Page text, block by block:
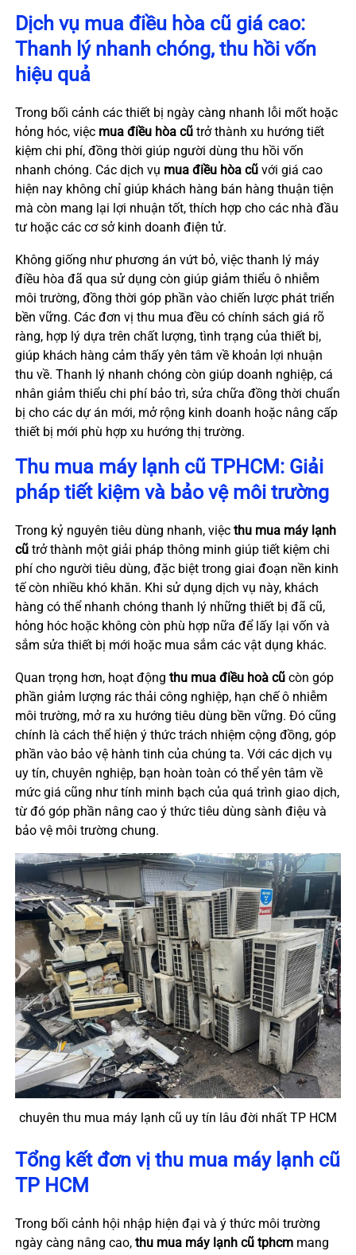
Dịch vụ mua điều hòa cũ giá cao:
Thanh lý nhanh chóng, thu hồi vốn
hiệu quả
Trong bối cảnh các thiết bị ngày càng nhanh lỗi mốt hoặc
hỏng hóc, việc mua điều hòa cũtrở thành xu hướng tiết
kiệm chi phí, đồng thời giúp người dùng thu hồi vốn
nhanh chóng. Các dịch vụ mua điều hòa cũvới giá cao
hiện nay không chỉ giúp khách hàng bán hàng thuận tiện
mà còn mang lại lợi nhuận tốt, thích hợp cho các nhà đầu
tư hoặc các cơ sở kinh doanh điện tử.
Không giống như phương án vứt bỏ, việc thanh lý máy
điều hòa đã qua sử dụng còn giúp giảm thiểu ô nhiễm
môi trường, đồng thời góp phần vào chiến lược phát triển
bền vững. Các đơn vị thu mua đều có chính sách giá rõ
ràng, hợp lý dựa trên chất lượng, tình trạng của thiết bị,
giúp khách hàng cảm thấy yên tâm về khoản lợi nhuận
thu về. Thanh lý nhanh chóng còn giúp doanh nghiệp, cá
nhân giảm thiểu chi phí bảo trì, sửa chữa đồng thời chuẩn
bị cho các dự án mới, mở rộng kinh doanh hoặc nâng cấp
thiết bị mới phù hợp xu hướng thị trường.
Thu mua máy lạnh cũ TPHCM: Giải
pháp tiết kiệm và bảo vệ môi trường
Trong kỷ nguyên tiêu dùng nhanh, việc thu mua máy lạnh
cũtrở thành một giải pháp thông minh giúp tiết kiệm chi
phí cho người tiêu dùng, đặc biệt trong giai đoạn nền kinh
tế còn nhiều khó khăn. Khi sử dụng dịch vụ này, khách
hàng có thể nhanh chóng thanh lý những thiết bị đã cũ,
hỏng hóc hoặc không còn phù hợp nữa để lấy lại vốn và
sắm sửa thiết bị mới hoặc mua sắm các vật dụng khác.
Quan trọng hơn, hoạt động thu mua điều hoà cũcòn góp
phần giảm lượng rác thải công nghiệp, hạn chế ô nhiễm
môi trường, mở ra xu hướng tiêu dùng bền vững. Đó cũng
chính là cách thể hiện ý thức trách nhiệm cộng đồng, góp
phần vào bảo vệ hành tinh của chúng ta. Với các dịch vụ
uy tín, chuyên nghiệp, bạn hoàn toàn có thể yên tâm về
mức giá cũng như tính minh bạch của quá trình giao dịch,
từ đó góp phần nâng cao ý thức tiêu dùng sành điệu và
bảo vệ môi trường chung.
chuyên thu mua máy lạnh cũ uy tín lâu đời nhất TP HCM
Tổng kết đơn vị thu mua máy lạnh cũ
TP HCM
Trong bối cảnh hội nhập hiện đại và ý thức môi trường
ngày càng nâng cao, thu mua máy lạnh cũ tphcmmang